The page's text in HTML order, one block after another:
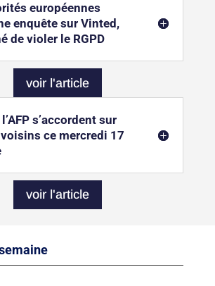
européennes
enquête sur Vinted,
de violer le RGPD
voir l'article
s’accordent sur
ce mercredi 17
voir l'article